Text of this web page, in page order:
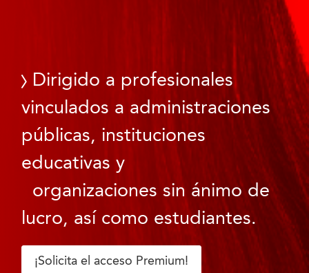
Dirigido a profesionales
vinculados a administraciones
públicas, instituciones
educativas y
organizaciones sin ánimo de
lucro, así como estudiantes.
¡Solicita el acceso Premium!